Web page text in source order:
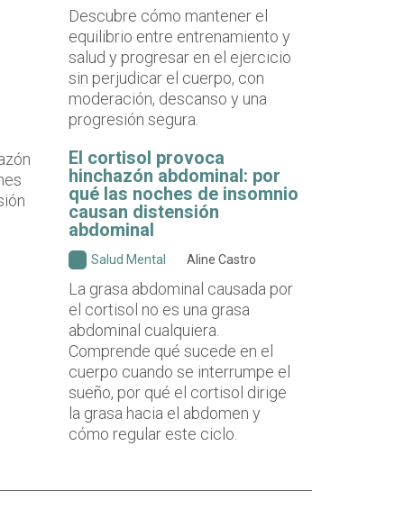
Descubre cómo mantener el
equilibrio entre entrenamiento y
salud y progresar en el ejercicio
sin perjudicar el cuerpo, con
moderación, descanso y una
progresión segura.
El cortisol provoca
hinchazón abdominal: por
qué las noches de insomnio
causan distensión
abdominal
Salud Mental Aline Castro
La grasa abdominal causada por
el cortisol no es una grasa
abdominal cualquiera.
Comprende qué sucede en el
cuerpo cuando se interrumpe el
sueño, por qué el cortisol dirige
la grasa hacia el abdomen y
cómo regular este ciclo.